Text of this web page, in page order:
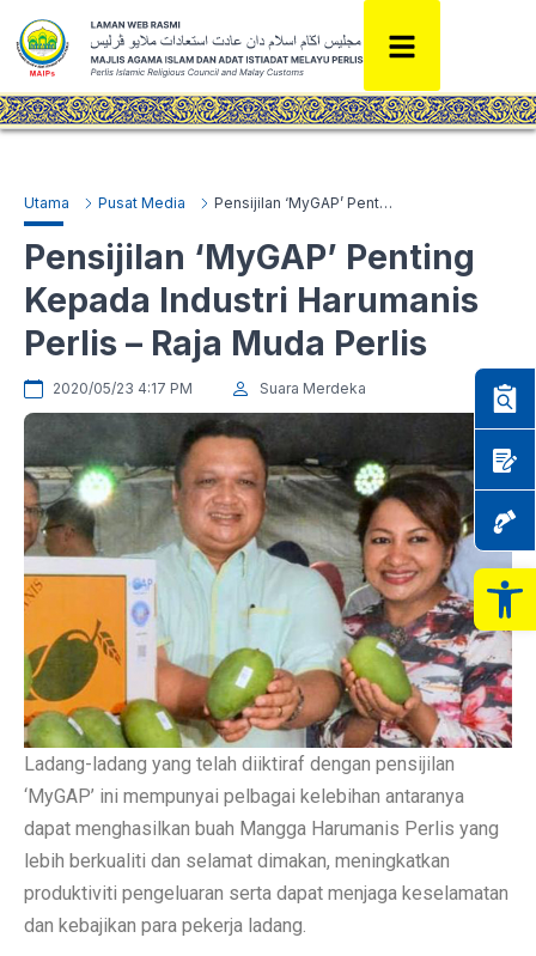
Utama Pusat Media Pensijilan ‘MyGAP’ Penting Kepada Industri Harumanis Perlis – Raja Muda Perlis
Pensijilan ‘MyGAP’ Penting
Kepada Industri Harumanis
Perlis – Raja Muda Perlis
2020/05/23 4:17 PM Suara Merdeka
Ladang-ladang yang telah diiktiraf dengan pensijilan
‘MyGAP’ ini mempunyai pelbagai kelebihan antaranya
dapat menghasilkan buah Mangga Harumanis Perlis yang
lebih berkualiti dan selamat dimakan, meningkatkan
produktiviti pengeluaran serta dapat menjaga keselamatan
dan kebajikan para pekerja ladang.